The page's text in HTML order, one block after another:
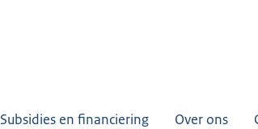
Subsidies en financiering Over ons